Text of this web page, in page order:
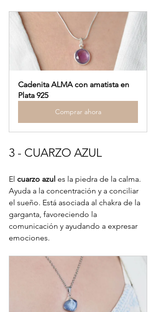
Cadenita ALMA con amatista en
Plata 925
Comprar ahora
3 - CUARZO AZUL
El cuarzo azul es la piedra de la calma.
Ayuda a la concentración y a conciliar
el sueño. Está asociada al chakra de la
garganta, favoreciendo la
comunicación y ayudando a expresar
emociones.